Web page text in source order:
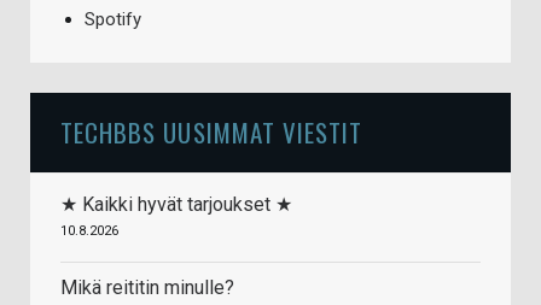
Spotify
TECHBBS UUSIMMAT VIESTIT
★ Kaikki hyvät tarjoukset ★
10.8.2026
Mikä reititin minulle?